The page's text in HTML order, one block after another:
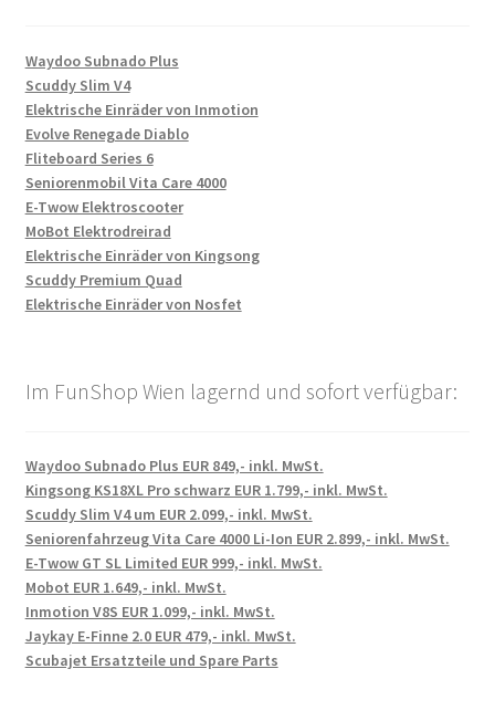
Waydoo Subnado Plus
Scuddy Slim V4
Elektrische Einräder von Inmotion
Evolve Renegade Diablo
Fliteboard Series 6
Seniorenmobil Vita Care 4000
E-Twow Elektroscooter
MoBot Elektrodreirad
Elektrische Einräder von Kingsong
Scuddy Premium Quad
Elektrische Einräder von Nosfet
Im FunShop Wien lagernd und sofort verfügbar:
Waydoo Subnado Plus EUR 849,- inkl. MwSt.
Kingsong KS18XL Pro schwarz EUR 1.799,- inkl. MwSt.
Scuddy Slim V4 um EUR 2.099,- inkl. MwSt.
Seniorenfahrzeug Vita Care 4000 Li-Ion EUR 2.899,- inkl. MwSt.
E-Twow GT SL Limited EUR 999,- inkl. MwSt.
Mobot EUR 1.649,- inkl. MwSt.
Inmotion V8S EUR 1.099,- inkl. MwSt.
Jaykay E-Finne 2.0 EUR 479,- inkl. MwSt.
Scubajet Ersatzteile und Spare Parts